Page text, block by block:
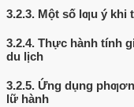
3.2.3. Một số lƣu ý khi
3.2.4. Thực hành tính
du lịch
3.2.5. Ứng dụng
lữ hành